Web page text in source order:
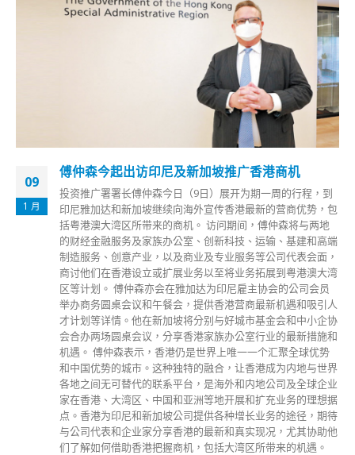
09
1 月
傅仲森今起出访印尼及新加坡推广香港商机
投资推广署署长傅仲森今日（9日）展开为期一周的行程，到
印尼雅加达和新加坡继续向海外宣传香港最新的营商优势，包
括粤港澳大湾区所带来的商机。 访问期间，傅仲森将与两地
的财经金融服务及家族办公室、创新科技、运输、基建和高端
制造服务、创意产业，以及商业及专业服务等公司代表会面，
商讨他们在香港设立或扩展业务以至将业务拓展到粤港澳大湾
区等计划。 傅仲森亦会在雅加达为印尼雇主协会的公司会员
举办商务圆桌会议和午餐会，提供香港营商最新机遇和吸引人
才计划等详情。他在新加坡将分别与好城市基金会和中小企协
会合办两场圆桌会议，分享香港家族办公室行业的最新措施和
机遇。 傅仲森表示，香港仍是世界上唯一一个汇聚全球优势
和中国优势的城市。这种独特的融合，让香港成为内地与世界
各地之间无可替代的联系平台，是海外和内地公司及全球企业
家在香港、大湾区、中国和亚洲等地开展和扩充业务的理想据
点。香港为印尼和新加坡公司提供各种增长业务的途径，期待
与公司代表和企业家分享香港的最新和真实现况，尤其协助他
们了解如何借助香港把握商机，包括大湾区所带来的机遇。